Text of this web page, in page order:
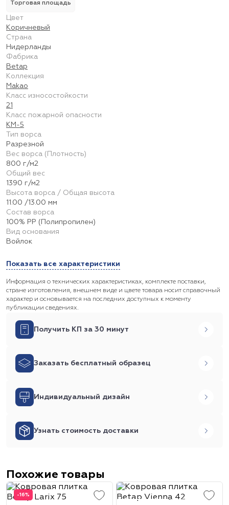
Торговая площадь
Цвет
Коричневый
Страна
Нидерланды
Фабрика
Betap
Коллекция
Makao
Класс износостойкости
21
Класс пожарной опасности
КМ-5
Тип ворса
Разрезной
Вес ворса (Плотность)
800 г/м2
Общий вес
1390 г/м2
Высота ворса / Общая высота
11.00 /13.00 мм
Состав ворса
100% PP (Полипропилен)
Вид основания
Войлок
Показать все характеристики
Информация о технических характеристиках, комплекте поставки,
стране изготовления, внешнем виде и цвете товара носит справочный
характер и основывается на последних доступных к моменту
публикации сведениях.
Получить КП за 30 минут
Заказать бесплатный образец
Индивидуальный дизайн
Узнать стоимость доставки
Похожие товары
-16%